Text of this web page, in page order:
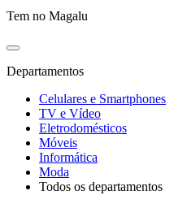
Tem no Magalu
Departamentos
Celulares e Smartphones
TV e Vídeo
Eletrodomésticos
Móveis
Informática
Moda
Todos os departamentos